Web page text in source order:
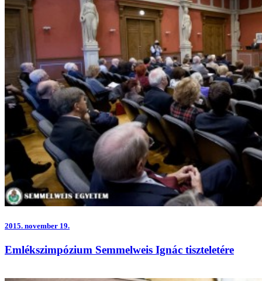
2015. november 19.
Emlékszimpózium Semmelweis Ignác tiszteletére